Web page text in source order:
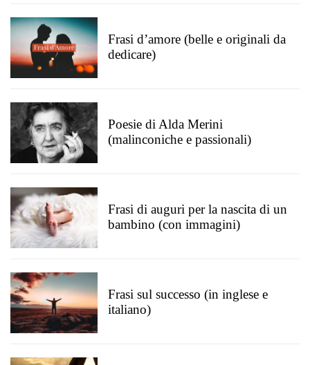
Frasi d’amore (belle e originali da
dedicare)
Poesie di Alda Merini
(malinconiche e passionali)
Frasi di auguri per la nascita di un
bambino (con immagini)
Frasi sul successo (in inglese e
italiano)